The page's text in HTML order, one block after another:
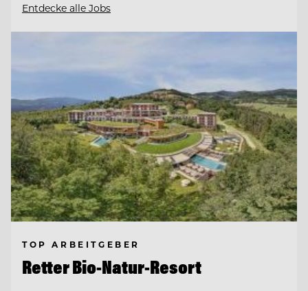
Entdecke alle Jobs
TOP ARBEITGEBER
Retter Bio-Natur-Resort